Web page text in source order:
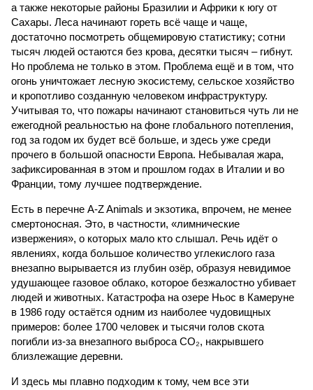
а также некоторые районы Бразилии и Африки к югу от
Сахары. Леса начинают гореть всё чаще и чаще,
достаточно посмотреть общемировую статистику; сотни
тысяч людей остаются без крова, десятки тысяч – гибнут.
Но проблема не только в этом. Проблема ещё и в том, что
огонь уничтожает лесную экосистему, сельское хозяйство
и кропотливо созданную человеком инфраструктуру.
Учитывая то, что пожары начинают становиться чуть ли не
ежегодной реальностью на фоне глобального потепления,
год за годом их будет всё больше, и здесь уже среди
прочего в большой опасности Европа. Небывалая жара,
зафиксированная в этом и прошлом годах в Италии и во
Франции, тому лучшее подтверждение.
Есть в перечне A-Z Animals и экзотика, впрочем, не менее
смертоносная. Это, в частности, «лимнические
извержения», о которых мало кто слышал. Речь идёт о
явлениях, когда большое количество углекислого газа
внезапно вырывается из глубин озёр, образуя невидимое
удушающее газовое облако, которое безжалостно убивает
людей и животных. Катастрофа на озере Ньос в Камеруне
в 1986 году остаётся одним из наиболее чудовищных
примеров: более 1700 человек и тысячи голов скота
погибли из-за внезапного выброса CO₂, накрывшего
близлежащие деревни.
И здесь мы плавно подходим к тому, чем все эти